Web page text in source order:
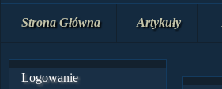
Strona Główna Artykuły
Logowanie